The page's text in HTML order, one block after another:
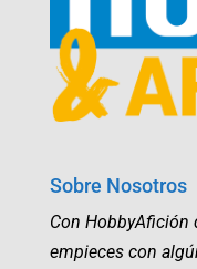
Sobre Nosotros
Con HobbyAfición
empieces con